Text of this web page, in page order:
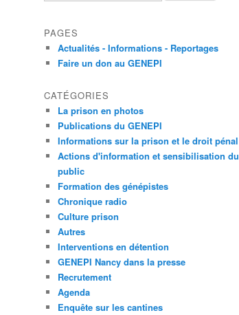
PAGES
Actualités - Informations - Reportages
Faire un don au GENEPI
CATÉGORIES
La prison en photos
Publications du GENEPI
Informations sur la prison et le droit pénal
Actions d'information et sensibilisation du
public
Formation des génépistes
Chronique radio
Culture prison
Autres
Interventions en détention
GENEPI Nancy dans la presse
Recrutement
Agenda
Enquête sur les cantines